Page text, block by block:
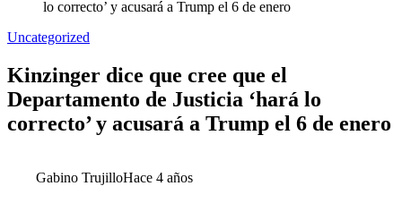
lo correcto’ y acusará a Trump el 6 de enero
Uncategorized
Kinzinger dice que cree que el
Departamento de Justicia ‘hará lo
correcto’ y acusará a Trump el 6 de enero
Gabino TrujilloHace 4 años